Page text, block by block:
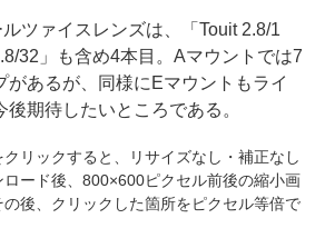
ツァイスレンズは、「Touit 2.8/1
32」も含め4本目。Aマウントでは7
があるが、同様にEマウントもライ
期待したいところである。
リックすると、リサイズなし・補正なし
ード後、800×600ピクセル前後の縮小画
後、クリックした箇所をピクセル等倍で